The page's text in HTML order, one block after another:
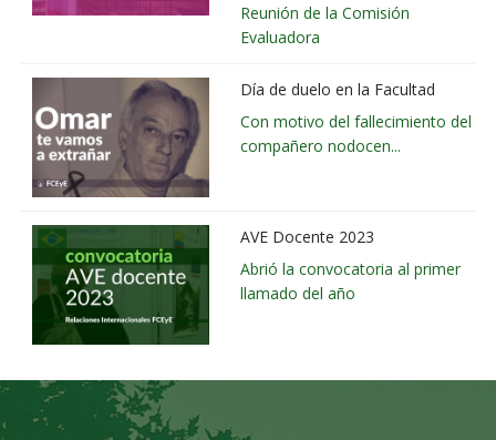
Reunión de la Comisión
Evaluadora
Día de duelo en la Facultad
Con motivo del fallecimiento del
compañero nodocen...
AVE Docente 2023
Abrió la convocatoria al primer
llamado del año